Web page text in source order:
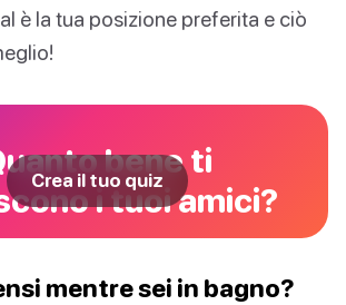
è la tua posizione preferita e ciò
bene ti
i tuoi amici?
Crea il tuo quiz
mentre sei in bagno?